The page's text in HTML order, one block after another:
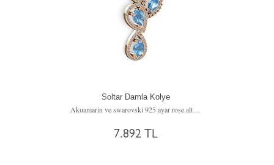
Soltar Damla Kolye
Akuamarin ve swarovski 925 ayar rose altın kaplama gümüş kolye (40 cm gümüş rolo zincir)
7.892 TL